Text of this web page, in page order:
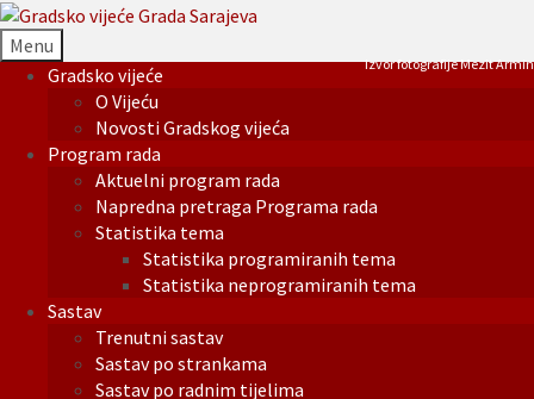
Menu
Gradsko vijeće
O Vijeću
Novosti Gradskog vijeća
Program rada
Aktuelni program rada
Napredna pretraga Programa rada
Statistika tema
Statistika programiranih tema
Statistika neprogramiranih tema
Sastav
Trenutni sastav
Sastav po strankama
Sastav po radnim tijelima
Izvor fotografije Mezit Armin